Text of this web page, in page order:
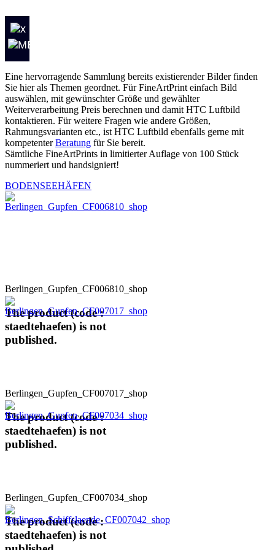
Eine hervorragende Sammlung bereits existierender Bilder finden
Sie hier als Themen geordnet. Für FineArtPrint einfach Bild
auswählen, mit gewünschter Größe und gewählter
Weiterverarbeitung Preis berechnen und damit HTC Luftbild
kontaktieren. Für weitere Fragen wie andere Größen,
Rahmungsvarianten etc., ist HTC Luftbild ebenfalls gerne mit
kompetenterBeratung für Sie bereit.
Sämtliche FineArtPrints in limitierter Auflage von 100 Stück
nummeriert und handsigniert!
BODENSEEHÄFEN
Berlingen_Gupfen_CF006810_shop
The product (code :
staedtehaefen) is not
published.
Berlingen_Gupfen_CF007017_shop
The product (code :
staedtehaefen) is not
published.
Berlingen_Gupfen_CF007034_shop
The product (code :
staedtehaefen) is not